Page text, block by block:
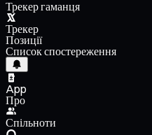
Трекер гаманця
Трекер
Позиції
Список спостереження
App
Про
Спільноти